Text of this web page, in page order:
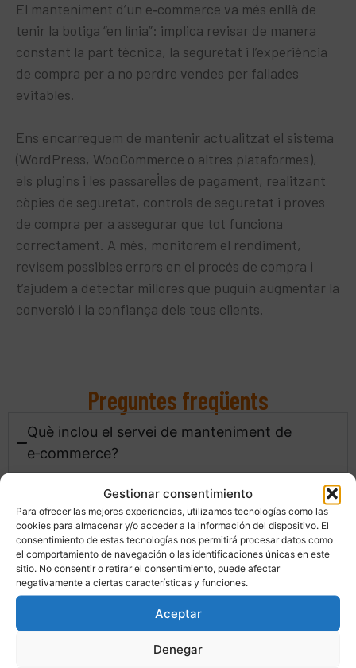
Gestionar consentimiento
Para ofrecer las mejores experiencias, utilizamos tecnologías como las
cookies para almacenar y/o acceder a la información del dispositivo. El
consentimiento de estas tecnologías nos permitirá procesar datos como
el comportamiento de navegación o las identificaciones únicas en este
sitio. No consentir o retirar el consentimiento, puede afectar
negativamente a ciertas características y funciones.
Aceptar
Denegar
El manteniment d’un e‑commerce va més enllà de
tenir la botiga “en línia”: implica revisar de manera
constant la part tècnica, la seguretat i l’experiència
de compra per a no perdre vendes per fallades
evitables.​
Ens encarreguem de mantenir actualitzat el sistema
(WordPress, WooCommerce o altres plataformes),
els plugins i les passarel·les de pagament, realitzant
còpies de seguretat, controls de seguretat i proves
de compra per a assegurar que tot funciona
correctament. A més, monitorem el rendiment,
revisem possibles errors en el procés de compra i
t’ajudem a detectar millores que puguin augmentar la
conversió i la confiança dels teus clients.
Preguntes freqüents
Què inclou el servei de manteniment de
e‑commerce?
Inclou l’actualització periòdica del sistema
(WordPress, WooCommerce o una altra plataforma),
temes i plugins, així com la revisió de passarel·les de
pagament, mètodes d’enviament i funcionament del
carret. També es realitzen còpies de seguretat,
controls de seguretat i comprovacions bàsiques de
rendiment perquè la botiga estigui sempre